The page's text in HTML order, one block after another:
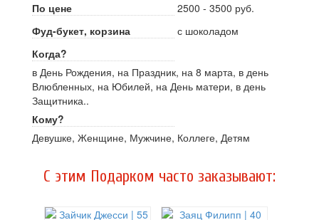
По цене
2500 - 3500 руб.
Фуд-букет, корзина
с шоколадом
Когда?
в День Рождения, на Праздник, на 8 марта, в день
Влюбленных, на Юбилей, на День матери, в день
Защитника..
Кому?
Девушке, Женщине, Мужчине, Коллеге, Детям
C этим Подарком часто заказывают: